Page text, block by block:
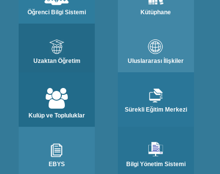
Öğrenci Bilgi Sistemi Kütüphane
Uzaktan Öğretim Uluslararası İlişkiler
Kulüp ve Topluluklar
Sürekli Eğitim Merkezi
EBYS Bilgi Yönetim Sistemi